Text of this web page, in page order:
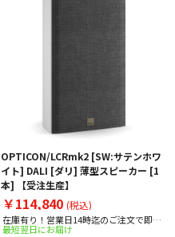
OPTICON/LCRmk2 [SW:サテンホワ
イト] DALI [ダリ] 薄型スピーカー [1
本] 【受注生産】
￥114,840 (税込)
在庫有り！営業日14時迄のご注文で即日
出荷！
最短翌日にお届け